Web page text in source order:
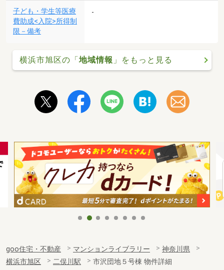
子ども・学生等医療
費助成<入院>所得制
限－備考
-
横浜市旭区の「地域情報 」をもっと見る
goo住宅・不動産 マンションライブラリー
神奈川県
横浜市旭区
二俣川駅 市沢団地５号棟 物件詳細